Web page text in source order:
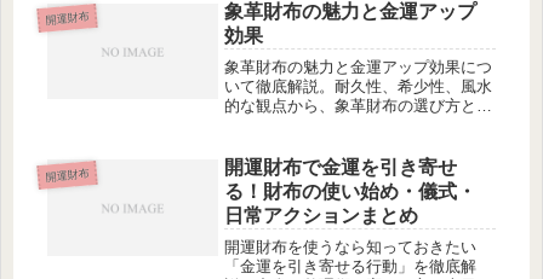
開運財布
象革財布の魅力と金運アップ
効果
象革財布の魅力と金運アップ効果につ
いて徹底解説。耐久性、希少性、風水
的な観点から、象革財布の選び方とそ
開運財布
開運財布で金運を引き寄せ
る！財布の使い始め・儀式・
日常アクションまとめ
開運財布を使うなら知っておきたい
「金運を引き寄せる行動」を徹底解